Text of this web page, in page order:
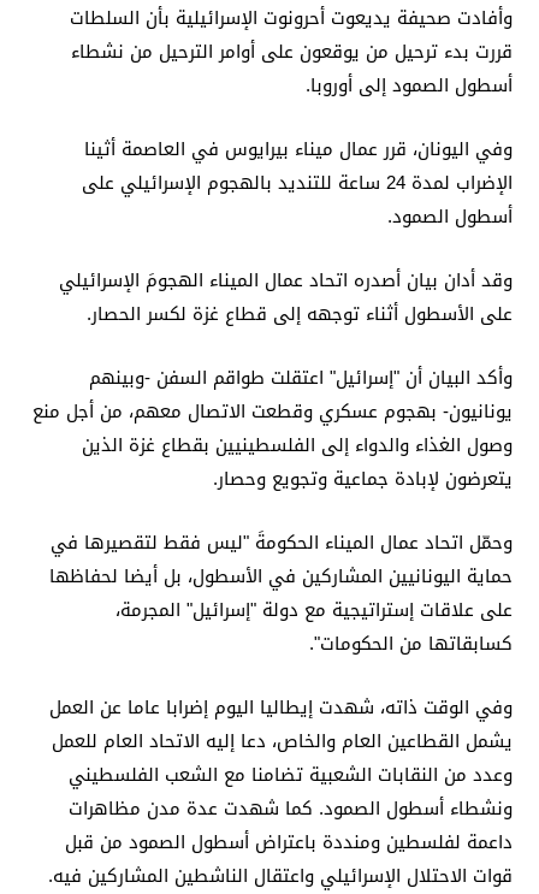
وأفادت صحيفة يديعوت أحرونوت الإسرائيلية بأن السلطات
قررت بدء ترحيل من يوقعون على أوامر الترحيل من نشطاء
أسطول الصمود إلى أوروبا.
وفي اليونان، قرر عمال ميناء بيرايوس في العاصمة أثينا
الإضراب لمدة 24 ساعة للتنديد بالهجوم الإسرائيلي على
أسطول الصمود.
وقد أدان بيان أصدره اتحاد عمال الميناء الهجومَ الإسرائيلي
على الأسطول أثناء توجهه إلى قطاع غزة لكسر الحصار.
وأكد البيان أن "إسرائيل" اعتقلت طواقم السفن -وبينهم
يونانيون- بهجوم عسكري وقطعت الاتصال معهم، من أجل منع
وصول الغذاء والدواء إلى الفلسطينيين بقطاع غزة الذين
يتعرضون لإبادة جماعية وتجويع وحصار.
وحمّل اتحاد عمال الميناء الحكومةَ "ليس فقط لتقصيرها في
حماية اليونانيين المشاركين في الأسطول، بل أيضا لحفاظها
على علاقات إستراتيجية مع دولة "إسرائيل" المجرمة،
كسابقاتها من الحكومات".
وفي الوقت ذاته، شهدت إيطاليا اليوم إضرابا عاما عن العمل
يشمل القطاعين العام والخاص، دعا إليه الاتحاد العام للعمل
وعدد من النقابات الشعبية تضامنا مع الشعب الفلسطيني
ونشطاء أسطول الصمود. كما شهدت عدة مدن مظاهرات
داعمة لفلسطين ومنددة باعتراض أسطول الصمود من قبل
قوات الاحتلال الإسرائيلي واعتقال الناشطين المشاركين فيه.